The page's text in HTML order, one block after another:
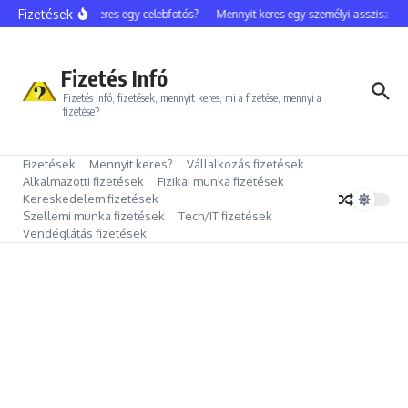
Ugrás a tartalomhoz
Fizetések
Mennyit keres egy celebfotós? Mennyit keres egy személyi asszisztens?
Fizetés Infó
Fizetés infó, fizetések, mennyit keres, mi a fizetése, mennyi a
fizetése?
Fizetések Mennyit keres?
Vállalkozás fizetések
Alkalmazotti fizetések
Fizikai munka fizetések
Kereskedelem fizetések
Szellemi munka fizetések
Tech/IT fizetések
Vendéglátás fizetések